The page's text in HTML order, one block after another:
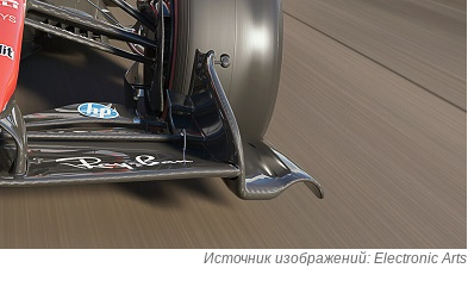
Источник изображений: Electronic Arts